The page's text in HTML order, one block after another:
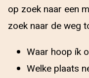
op zoek naar een
zoek naar de weg
Waar hoop ík
Welke plaats